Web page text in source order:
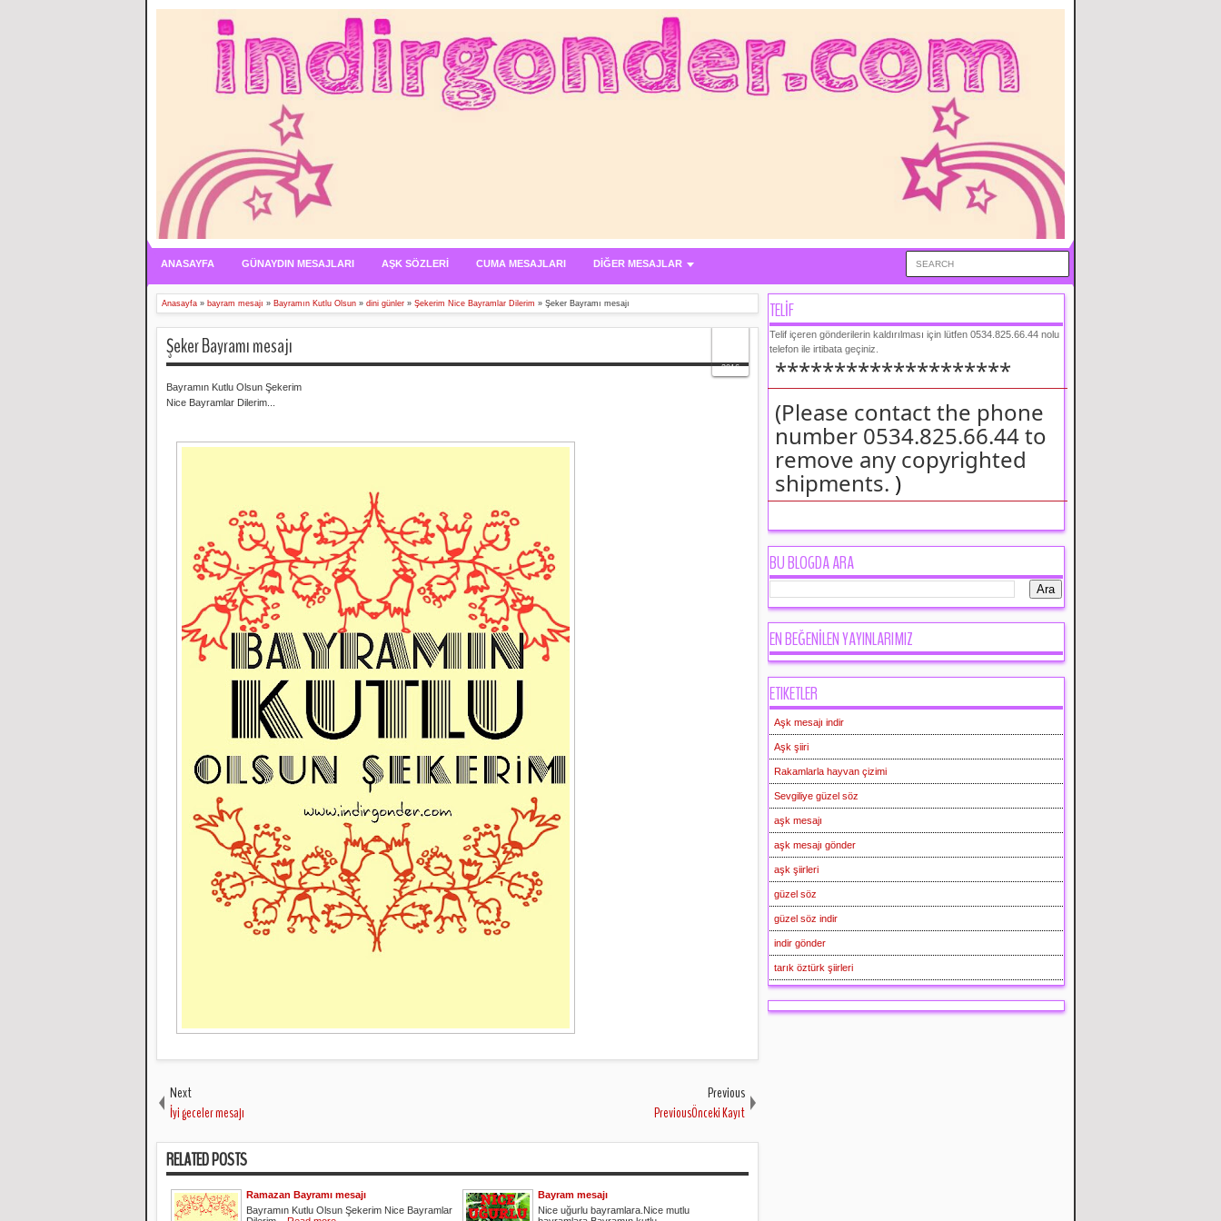
ANASAYFA GÜNAYDIN MESAJLARI AŞK SÖZLERİ CUMA MESAJLARI DİĞER MESAJLAR
Anasayfa » bayram mesajı » Bayramın Kutlu Olsun » dini günler » Şekerim Nice Bayramlar Dilerim » Şeker Bayramı mesajı
Şeker Bayramı mesajı
Bayramın Kutlu Olsun Şekerim
Nice Bayramlar Dilerim...
2016
Next
İyi geceler mesajı
Previous
PreviousÖnceki Kayıt
RELATED POSTS
Ramazan Bayramı mesajı
Bayramın Kutlu Olsun Şekerim Nice Bayramlar
Bayram mesajı
Nice uğurlu bayramlara.Nice mutlu
TELİF
Telif içeren gönderilerin kaldırılması için lütfen 0534.825.66.44 nolu
telefon ile irtibata geçiniz.
********************
(Please contact the phone
number 0534.825.66.44 to
remove any copyrighted
shipments. )
BU BLOGDA ARA
EN BEĞENİLEN YAYINLARIMIZ
ETIKETLER
Aşk mesajı indir
Aşk şiiri
Rakamlarla hayvan çizimi
Sevgiliye güzel söz
aşk mesajı
aşk mesajı gönder
aşk şiirleri
güzel söz
güzel söz indir
indir gönder
tarık öztürk şiirleri